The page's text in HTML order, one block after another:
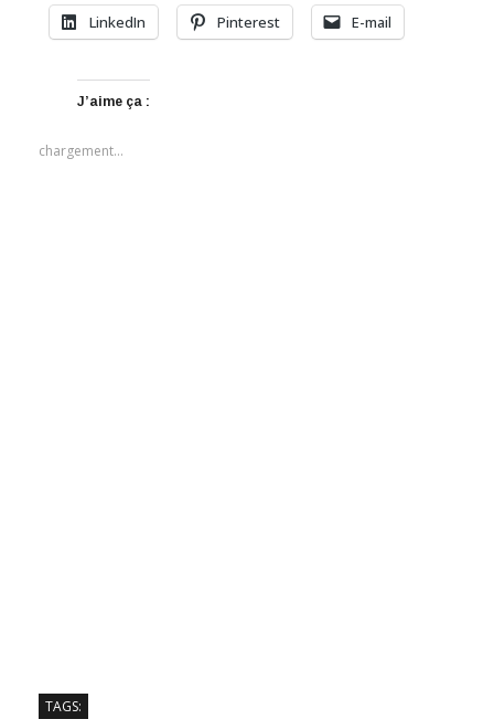
LinkedIn Pinterest E-mail
J’aime ça :
chargement…
TAGS: